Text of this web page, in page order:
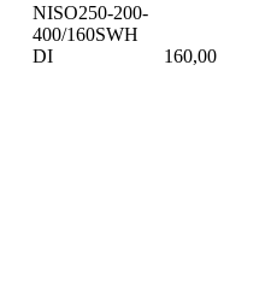
NISO250-200-
400/160SWH
DI
160,00